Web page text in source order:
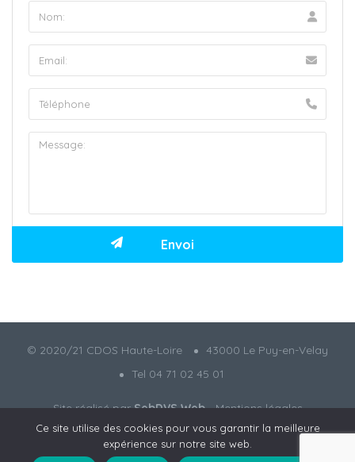
© 2020/21 CDOS Haute-Loire
43000 Le Puy-en-Velay
Tel 04 71 02 45 01
Site réalisé parSebDVS Web-Mentions légales
Ce site utilise des cookies pour vous garantir la meilleure
expérience sur notre site web.